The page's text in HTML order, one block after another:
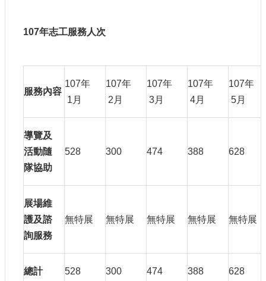
107年志工服務人次
服務內容
107年
1月
107年
2月
107年
3月
107年
4月
107年
5月
導覽及
活動隨
隊協助
528 300 474 388 628
展場維
護及諮
詢服務
無特展 無特展 無特展 無特展 無特展
總計 528 300 474 388 628